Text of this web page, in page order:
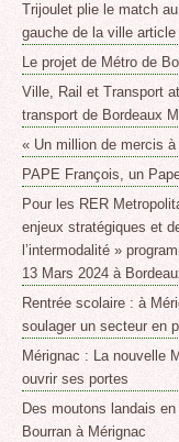
Trijoulet plie le match
gauche de la ville
Le projet de Métro de
Ville, Rail et Transport
transport de Bordeaux
« Un million de mercis
PAPE François, un
Pour les RER
enjeux stratégiques et
l’intermodalité »
13 Mars 2024 à
Rentrée scolaire : à
soulager un secteur en
Mérignac : La nouvelle
ouvrir ses portes
Des moutons landais
Bourran à Mérignac